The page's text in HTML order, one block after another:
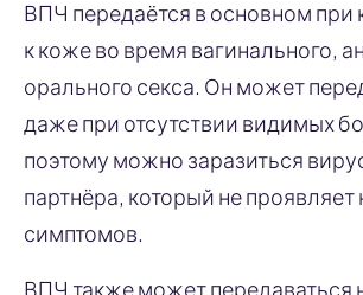
ВПЧ передаётся в основном при
к коже во время вагинального,
орального секса. Он может
даже при отсутствии видимых
поэтому можно заразиться
партнёра, который не проявляет
симптомов.
ВПЧ также может передаваться